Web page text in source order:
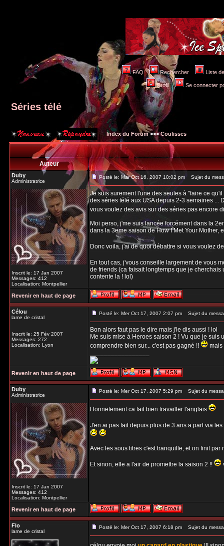
FAQ Rechercher Liste
Profil Se connecter
Séries télé
Index du Forum>>>Coulisses
Auteur
Duby
Administratrice
Inscrit le: 17 Jan 2007
Messages: 412
Localisation: Montpellier
Posté le: Mar Oct 16, 2007 10:02 pm Sujet du
Je suis surement l'une des seules à "faire ce
des séries télé aux USA depuis 2-3 semaines ...
vous voulez des avis sur des séries pas encore
Moi perso, j'me suis lancée forcément dans la
dans la 3eme saison de How I Met Your Mother,
Donc voila, j'ai de quoi débattre si vous voulez
En tout cas, j'vous conseille largement de vous
de friends (ca faisait longtemps que je
contente la ! lol)
Revenir en haut de page
Célou
lame de cristal
Inscrit le: 25 Fév 2007
Messages: 272
Localisation: Lyon
Posté le: Mer Oct 17, 2007 2:07 pm Sujet du
Bon alors faut pas le dire mais j'le dis aussi ! lol
Me suis mise à Heroes saison 2 ! Vu que je suis
comprendre bien sur... c'est pas gagné !!
mais
_________________
Revenir en haut de page
Duby
Administratrice
Inscrit le: 17 Jan 2007
Messages: 412
Localisation: Montpellier
Posté le: Mer Oct 17, 2007 5:29 pm Sujet du
Honnetement ca fait bien travailler l'anglais
J'en ai pas fait depuis plus de 3 ans a part via
Avec les sous titres c'est tranquille, et on finit
Et sinon, elle a l'air de promettre la saison 2 !!
Revenir en haut de page
Flo
lame de cristal
Posté le: Mer Oct 17, 2007 6:18 pm Sujet du